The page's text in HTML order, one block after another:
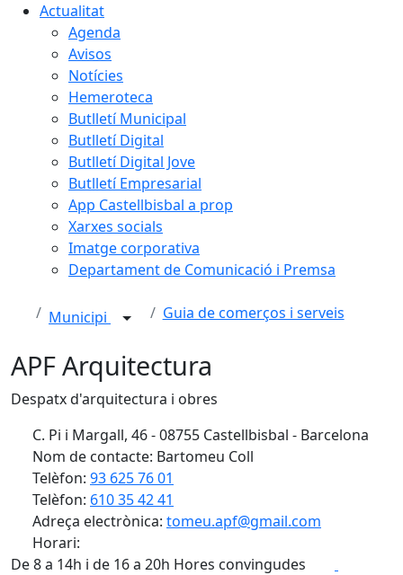
Actualitat
Agenda
Avisos
Notícies
Hemeroteca
Butlletí Municipal
Butlletí Digital
Butlletí Digital Jove
Butlletí Empresarial
App Castellbisbal a prop
Xarxes socials
Imatge corporativa
Departament de Comunicació i Premsa
Municipi Guia de comerços i serveis
APF Arquitectura
Despatx d'arquitectura i obres
C. Pi i Margall, 46 - 08755 Castellbisbal - Barcelona
Nom de contacte: Bartomeu Coll
Telèfon: 93 625 76 01
Telèfon: 610 35 42 41
Adreça electrònica: tomeu.apf@gmail.com
Horari:
De 8 a 14h i de 16 a 20h Hores convingudes